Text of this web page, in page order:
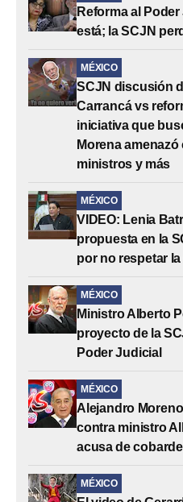
Reforma al
está; la SCJN
MÉXICO
SCJN discusión
Carrancá vs
iniciativa que
Morena
ministros y más
MÉXICO
VIDEO: Lenia
propuesta en la
por no respetar
MÉXICO
Ministro Alberto
proyecto de la
Poder Judicial
MÉXICO
Alejandro
contra ministro
acusa de cobarde
MÉXICO